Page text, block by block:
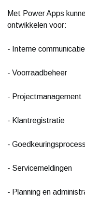
Met Power Apps
ontwikkelen voor:
- Interne communicatie
- Voorraadbeheer
- Projectmanagement
- Klantregistratie
-
- Servicemeldingen
- Planning en